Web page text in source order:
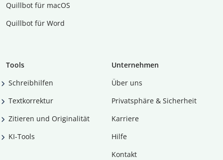
Quillbot für macOS
Quillbot für Word
Tools
Schreibhilfen
Textkorrektur
Zitieren und Originalität
KI-Tools
Unternehmen
Über uns
Privatsphäre & Sicherheit
Karriere
Hilfe
Kontakt